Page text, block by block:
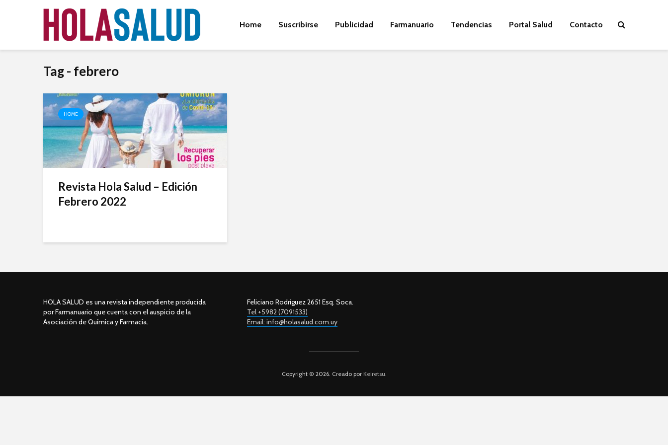
Home Suscribirse Publicidad Farmanuario Tendencias Portal Salud Contacto
Tag - febrero
HOME
Revista Hola Salud – Edición
Febrero 2022
HOLA SALUD es una revista independiente producida
por Farmanuario que cuenta con el auspicio de la
Asociación de Química y Farmacia.
Feliciano Rodríguez 2651 Esq. Soca.
Tel +5982 (7091533)
Email: info@holasalud.com.uy
Copyright © 2026. Creado porKeiretsu.